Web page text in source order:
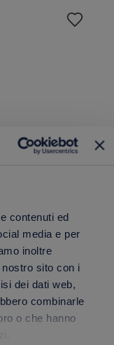
contenuti ed
media e per
inoltre
sito con i
dei dati web,
combinarle
o che hanno
– Six
Acquista
Aggiungi